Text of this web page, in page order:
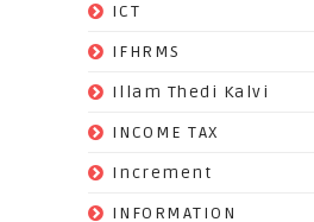
ICT
IFHRMS
Illam Thedi Kalvi
INCOME TAX
Increment
INFORMATION